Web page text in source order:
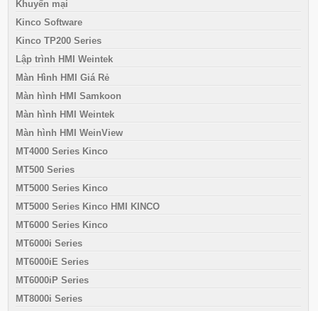
Khuyến mại
Kinco Software
Kinco TP200 Series
Lập trình HMI Weintek
Màn Hình HMI Giá Rẻ
Màn hình HMI Samkoon
Màn hình HMI Weintek
Màn hình HMI WeinView
MT4000 Series Kinco
MT500 Series
MT5000 Series Kinco
MT5000 Series Kinco HMI KINCO
MT6000 Series Kinco
MT6000i Series
MT6000iE Series
MT6000iP Series
MT8000i Series